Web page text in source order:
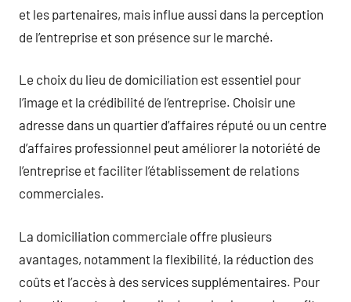
et les partenaires, mais influe aussi dans la perception
de l’entreprise et son présence sur le marché.
Le choix du lieu de domiciliation est essentiel pour
l’image et la crédibilité de l’entreprise. Choisir une
adresse dans un quartier d’affaires réputé ou un centre
d’affaires professionnel peut améliorer la notoriété de
l’entreprise et faciliter l’établissement de relations
commerciales.
La domiciliation commerciale offre plusieurs
avantages, notamment la flexibilité, la réduction des
coûts et l’accès à des services supplémentaires. Pour